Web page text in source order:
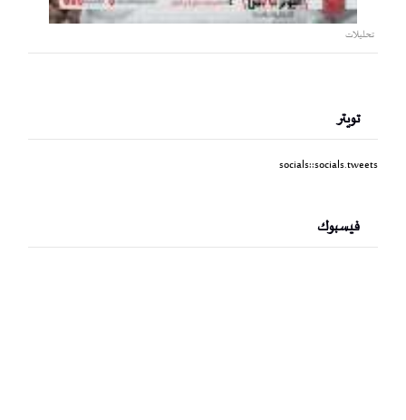
تحليلات
تويتر
socials::socials.tweets
فيسبوك